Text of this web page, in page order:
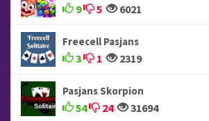
9 5 6021
Freecell Pasjans
3 1 2319
Pasjans Skorpion
54 24 31694